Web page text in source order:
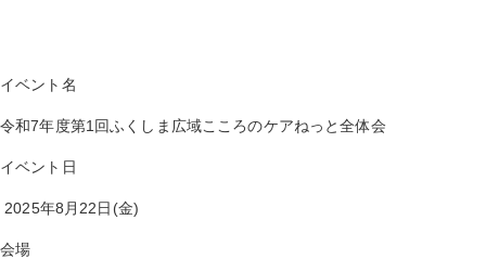
イベント名
令和7年度第1回ふくしま広域こころのケアねっと全体会
イベント日
2025年8月22日(金)
会場